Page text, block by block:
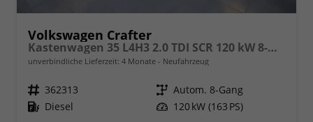
Volkswagen Crafter
Kastenwagen 35 L4H3 2.0 TDI SCR 120 kW 8-Gang Automatik, Heckantrieb, langer Radstand ,Klimaanlage, 5 Jahre Garantie, Hochdach
unverbindliche Lieferzeit: 4 Monate Neufahrzeug
Fahrzeugnr. 362313 Getriebe Autom. 8-Gang
Kraftstoff Diesel Leistung 120 kW (163 PS)